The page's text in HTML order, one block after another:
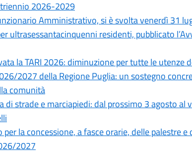
2026-2029
Amministrativo, si è svolta venerdì 31
ultrasessantacinquenni residenti, pubblicato
la TARI 2026: diminuzione per tutte le utenze
2027 della Regione Puglia: un sostegno
comunità
strade e marciapiedi: dal prossimo 3 agosto al
per la concessione, a fasce orarie, delle palestre
2027